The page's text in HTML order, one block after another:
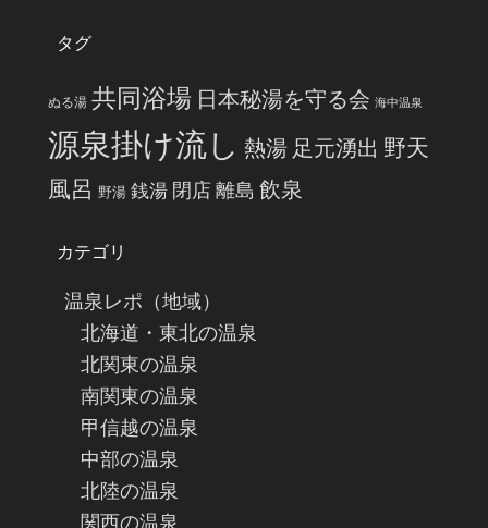
タグ
ぬる湯 共同浴場 日本秘湯を守る会 海中温泉
源泉掛け流し 熱湯 足元湧出 野天
風呂 野湯 銭湯 閉店 離島 飲泉
カテゴリ
温泉レポ（地域）
北海道・東北の温泉
北関東の温泉
南関東の温泉
甲信越の温泉
中部の温泉
北陸の温泉
関西の温泉